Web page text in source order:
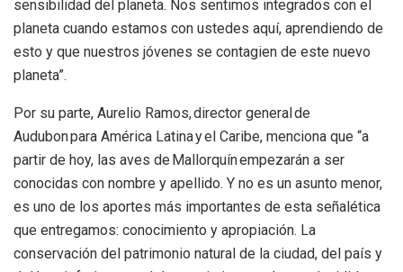
sensibilidad del planeta. Nos sentimos integrados con el
planeta cuando estamos con ustedes aquí, aprendiendo de
esto y que nuestros jóvenes se contagien de este nuevo
planeta”.
Por su parte, Aurelio Ramos, director general de
Audubon para América Latina y el Caribe, menciona que “a
partir de hoy, las aves de Mallorquín empezarán a ser
conocidas con nombre y apellido. Y no es un asunto menor,
es uno de los aportes más importantes de esta señalética
que entregamos: conocimiento y apropiación. La
conservación del patrimonio natural de la ciudad, del país y